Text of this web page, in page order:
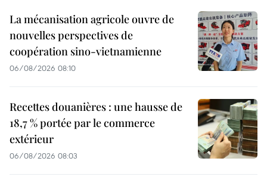
La mécanisation agricole ouvre de
nouvelles perspectives de
coopération sino-vietnamienne
06/08/2026 08:10
Recettes douanières : une hausse de
18,7 % portée par le commerce
extérieur
06/08/2026 08:03